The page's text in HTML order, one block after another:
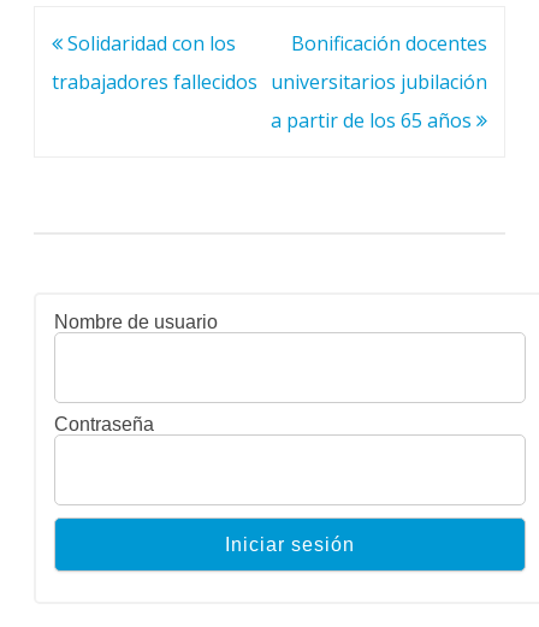
Navegación
de
Solidaridad con los
trabajadores fallecidos
Bonificación docentes
universitarios jubilación
a partir de los 65 años
Nombre de usuario
Contraseña